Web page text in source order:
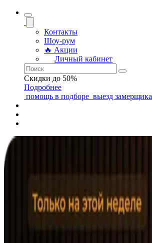
Контакты
Шоу-рум
🔥 Акции
Личный кабинет
Скидки до 50%
Подробнее
помощь в подборе выезд замерщика